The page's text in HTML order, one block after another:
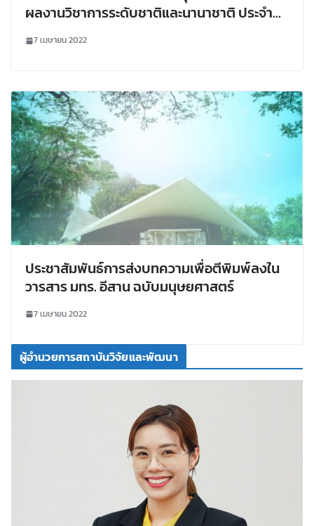
ผลงานวิชาการระดับชาติและนานาชาติ ประจำปี
7 เมษายน 2022
ประชาสัมพันธ์การส่งบทความเพื่อตีพิมพ์ลงใน
วารสาร มทร. อีสาน ฉบับมนุษยศาสตร์
7 เมษายน 2022
ผู้อำนวยการสถาบันวิจัยและพัฒนา